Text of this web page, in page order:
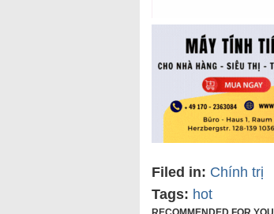
Filed in: Chính trị
Tags: hot